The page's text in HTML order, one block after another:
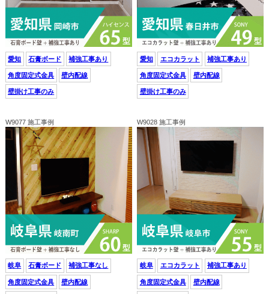
愛知 石膏ボード 補強工事あり
角度固定式金具 壁内配線
壁掛け工事のみ
愛知 エコカラット 補強工事あり
角度固定式金具 壁内配線
壁掛け工事のみ
W9077 施工事例
岐阜 石膏ボード 補強工事なし
角度固定式金具 壁内配線
W9028 施工事例
岐阜 エコカラット 補強工事あり
角度固定式金具 壁内配線